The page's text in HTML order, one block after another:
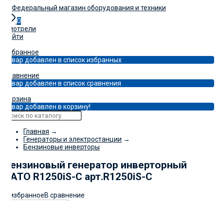
0
Смотрели
Войти
Избранное
Товар добавлен в список избранных
Сравнение
Товар добавлен в список сравнения
Корзина
Товар добавлен в корзину!
Главная →
Генераторы и электростанции →
Бензиновые инверторы
Бензиновый генератор инверторный
RATO R1250iS-C арт.R1250iS-C
В избранноеВ сравнение